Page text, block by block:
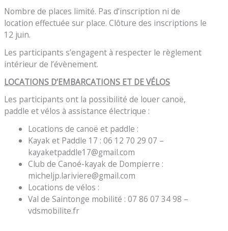
Nombre de places limité. Pas d’inscription ni de
location effectuée sur place. Clôture des inscriptions le
12 juin.
Les participants s’engagent à respecter le règlement
intérieur de l’évènement.
LOCATIONS D’EMBARCATIONS ET DE VÉLOS
Les participants ont la possibilité de louer canoë,
paddle et vélos à assistance électrique :
Locations de canoë et paddle :
Kayak et Paddle 17 : 06 12 70 29 07 –
kayaketpaddle17@gmail.com
Club de Canoé-kayak de Dompierre :
micheljp.lariviere@gmail.com
Locations de vélos :
Val de Saintonge mobilité : 07 86 07 34 98 –
vdsmobilite.fr